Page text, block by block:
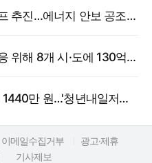
한일, 원유·석유제품 스와프 추진…에너지 안보 공조 강화
고용부, 중동전쟁 여파 대응 위해 8개 시·도에 130억 원 긴급 투입
월 10만 원 저축 시 3년 뒤 1440만 원…'청년내일저축계좌' 신규 모집
이메일수집거부
광고·제휴
기사제보